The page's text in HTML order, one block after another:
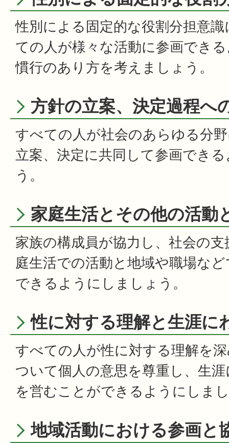
性別による固定的な役割分担意
ての人が様々な活動に参画でき
慣行のあり方を考えましょう。
方針の立案、決定過程へ
すべての人が社会のあらゆる分
立案、決定に共同して参画でき
う。
家庭生活とその他の活動
家族の構成員が協力し、社会の
庭生活での活動と地域や職場な
できるようにしましょう。
性に対する理解と生涯に
すべての人が性に対する理解を
ついて個人の意思を尊重し、生
を営むことができるようにしま
地域活動における参画と